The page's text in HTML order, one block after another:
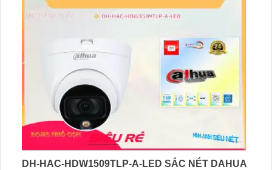
DH-HAC-HDW1509TLP-A-LED SẮC NÉT DAHUA